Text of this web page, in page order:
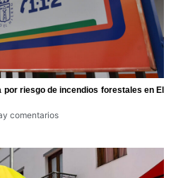
riesgo de incendios forestales en El
comentarios